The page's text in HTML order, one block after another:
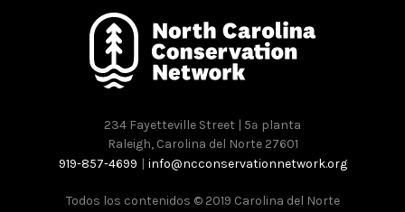
234 Fayetteville Street | 5ª planta
Raleigh, Carolina del Norte 27601
919-857-4699 | info@ncconservationnetwork.org
Todos los contenidos © 2019 Carolina del Norte